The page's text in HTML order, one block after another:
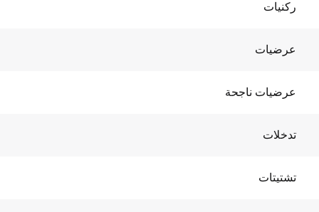
ركنيات
عرضيات
عرضيات ناجحة
تدخلات
تشتيتات